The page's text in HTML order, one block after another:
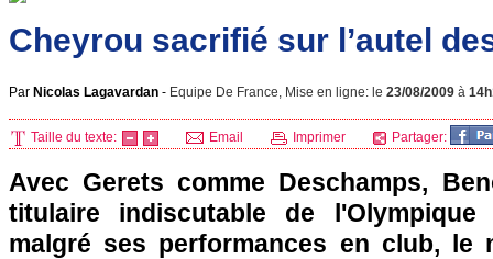
Cheyrou sacrifié sur l’autel
Par Nicolas Lagavardan - Equipe De France, Mise en ligne: le 23/08/2009 à
Taille du texte: Email Imprimer Partager:
Avec Gerets comme Deschamps,
titulaire indiscutable de
malgré ses performances en club, le